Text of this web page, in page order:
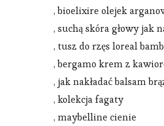
, bioelixire olejek
, suchą skóra głowy jak
, tusz do rzęs loreal
, bergamo krem z
, jak nakładać balsam
, kolekcja fagaty
, maybelline cienie